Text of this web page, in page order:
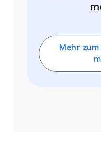
Mehr zum